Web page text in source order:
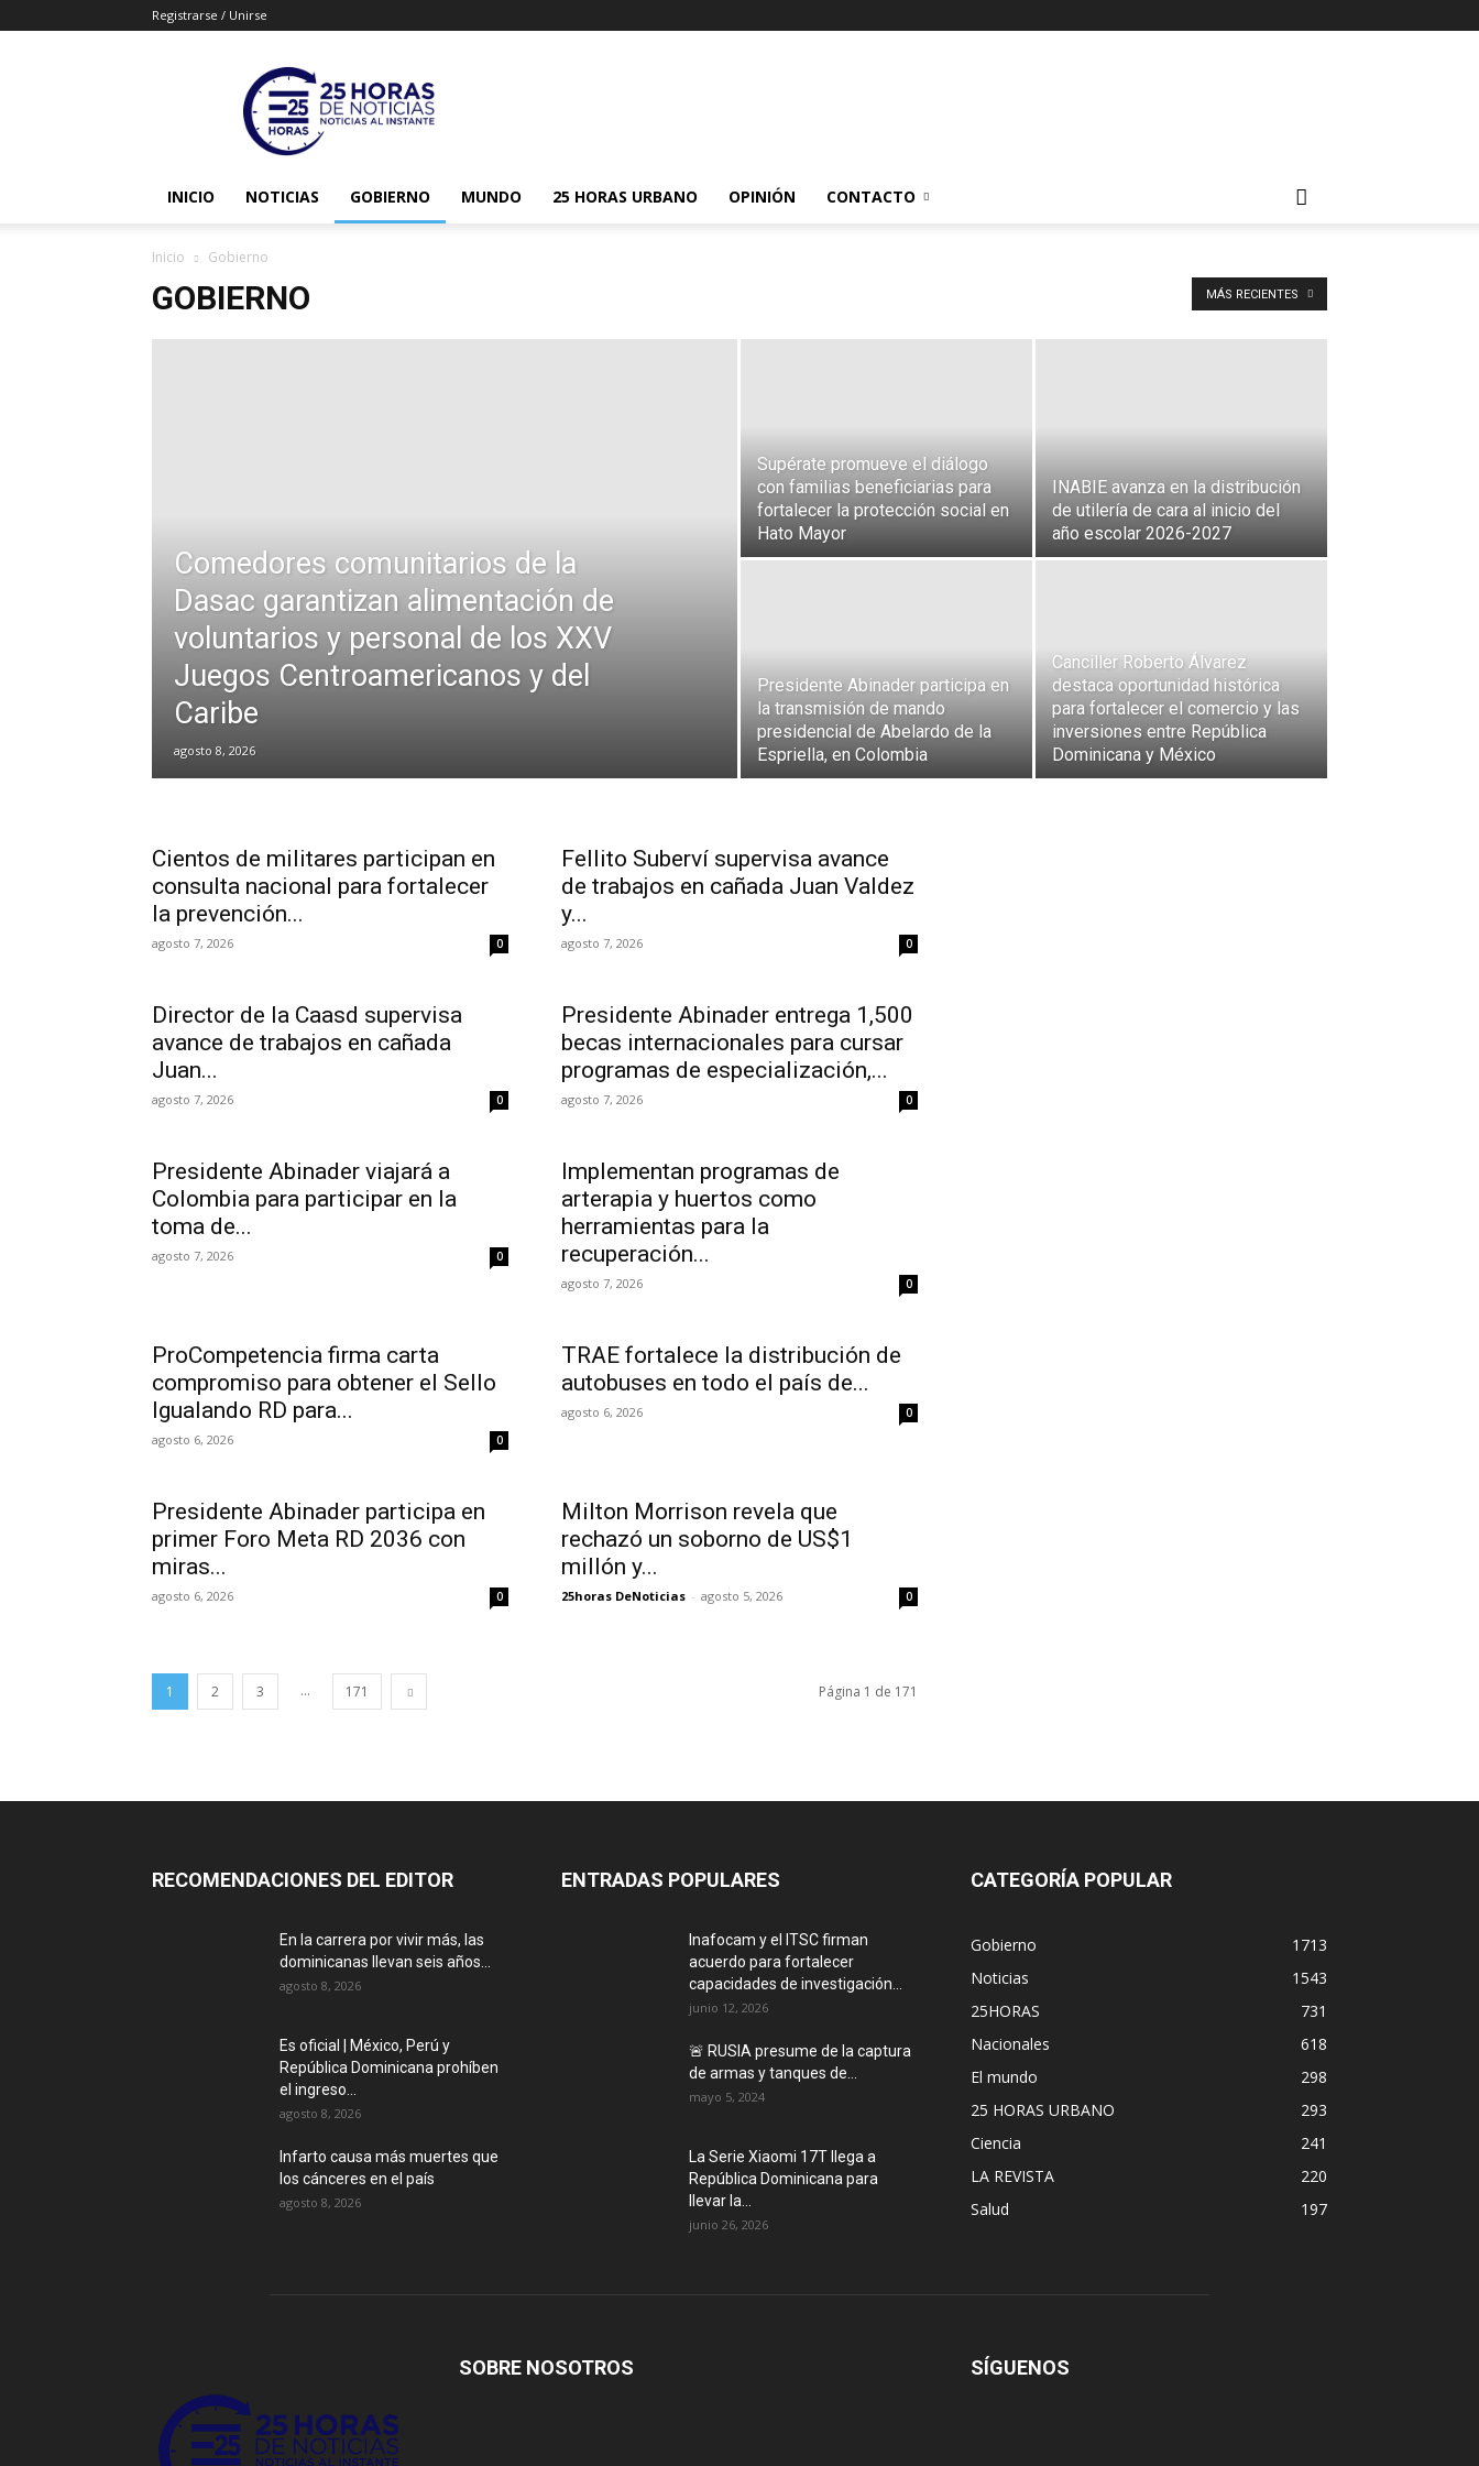
Registrarse / Unirse
INICIO NOTICIAS GOBIERNO MUNDO 25 HORAS URBANO OPINIÓN CONTACTO
Inicio Gobierno
GOBIERNO MÁS RECIENTES
Comedores comunitarios de la
Dasac garantizan alimentación de
voluntarios y personal de los XXV
Juegos Centroamericanos y del
Caribe
agosto 8, 2026
Supérate promueve el diálogo
con familias beneficiarias para
fortalecer la protección social en
Hato Mayor
INABIE avanza en la distribución
de utilería de cara al inicio del
año escolar 2026-2027
Presidente Abinader participa en
la transmisión de mando
presidencial de Abelardo de la
Espriella, en Colombia
Canciller Roberto Álvarez
destaca oportunidad histórica
para fortalecer el comercio y las
inversiones entre República
Dominicana y México
Cientos de militares participan en
consulta nacional para fortalecer
la prevención...
agosto 7, 2026 0
Fellito Suberví supervisa avance
de trabajos en cañada Juan Valdez
y...
agosto 7, 2026 0
Director de la Caasd supervisa
avance de trabajos en cañada
Juan...
agosto 7, 2026 0
Presidente Abinader entrega 1,500
becas internacionales para cursar
programas de especialización,...
agosto 7, 2026 0
Presidente Abinader viajará a
Colombia para participar en la
toma de...
agosto 7, 2026 0
Implementan programas de
arterapia y huertos como
herramientas para la
recuperación...
agosto 7, 2026 0
ProCompetencia firma carta
compromiso para obtener el Sello
Igualando RD para...
agosto 6, 2026 0
TRAE fortalece la distribución de
autobuses en todo el país de...
agosto 6, 2026 0
Presidente Abinader participa en
primer Foro Meta RD 2036 con
miras...
agosto 6, 2026 0
Milton Morrison revela que
rechazó un soborno de US$1
millón y...
25horas DeNoticias - agosto 5, 2026 0
1 2 3 ... 171 Página 1 de 171
RECOMENDACIONES DEL EDITOR
En la carrera por vivir más, las
dominicanas llevan seis años...
agosto 8, 2026
Es oficial | México, Perú y
República Dominicana prohíben
el ingreso...
agosto 8, 2026
Infarto causa más muertes que
los cánceres en el país
agosto 8, 2026
ENTRADAS POPULARES
Inafocam y el ITSC firman
acuerdo para fortalecer
capacidades de investigación...
junio 12, 2026
🚨 RUSIA presume de la captura
de armas y tanques de...
mayo 5, 2024
La Serie Xiaomi 17T llega a
República Dominicana para
llevar la...
junio 26, 2026
CATEGORÍA POPULAR
Gobierno
1713
Noticias
1543
25HORAS
731
Nacionales
618
El mundo
298
25 HORAS URBANO
293
Ciencia
241
LA REVISTA
220
Salud
197
SOBRE NOSOTROS SÍGUENOS